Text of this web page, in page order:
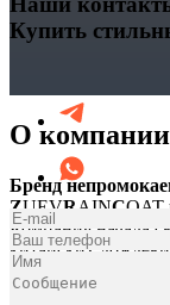
О компании
Бренд
ZUEVR AINCOAT
Компания начала
китайских
Со временем,
ПВД (полиэтилен
Купить